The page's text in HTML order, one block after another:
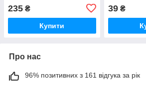
235 ₴
Купити
39₴
Про нас
96% позитивних з 161 відгука за рік